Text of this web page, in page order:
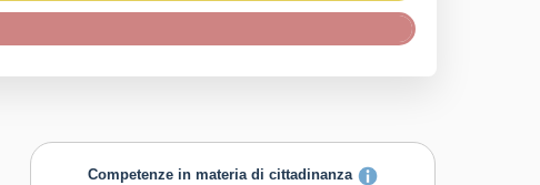
Competenze in materia di cittadinanza